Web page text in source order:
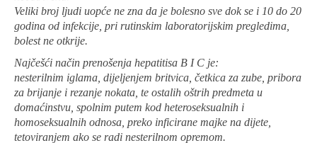
Veliki broj ljudi uopće ne zna da je bolesno sve dok se i 10 do 20
godina od infekcije, pri rutinskim laboratorijskim pregledima,
bolest ne otkrije.
Najčešći način prenošenja hepatitisa B I C je:
nesterilnim iglama, dijeljenjem britvica, četkica za zube, pribora
za brijanje i rezanje nokata, te ostalih oštrih predmeta u
domaćinstvu, spolnim putem kod heteroseksualnih i
homoseksualnih odnosa, preko inficirane majke na dijete,
tetoviranjem ako se radi nesterilnom opremom.